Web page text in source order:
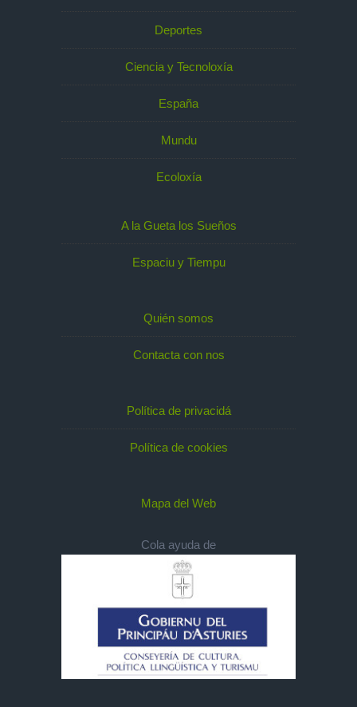
Deportes
Ciencia y Tecnoloxía
España
Mundu
Ecoloxía
A la Gueta los Sueños
Espaciu y Tiempu
Quién somos
Contacta con nos
Política de privacidá
Política de cookies
Mapa del Web
Cola ayuda de